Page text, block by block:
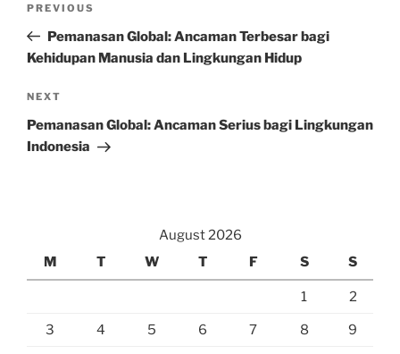
Previous
Post
PREVIOUS
Pemanasan Global: Ancaman Terbesar bagi
Kehidupan Manusia dan Lingkungan Hidup
Next
Post
NEXT
Pemanasan Global: Ancaman Serius bagi Lingkungan
Indonesia
August 2026
M
T W T F S S
1 2
3 4 5 6 7 8 9